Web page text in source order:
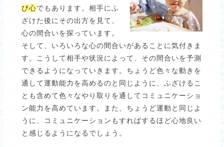
び心でもあります。相手にふ
ざけた後にその出方を見て、
心の間合いを探っています。
そして、いろいろな心の間合いがあることに気付きま
す。こうして相手や状況によって、その間合いを予測
できるようになっていきます。ちょうど色々な動きを
通して運動能力を高めるのと同じように、ふざけるこ
とも含めて色々なやり取りを通してコミュニケーショ
ン能力を高めています。また、ちょうど運動と同じよ
うに、コミュニケーションもすればするほど心地良い
と感じるようになるでしょう。